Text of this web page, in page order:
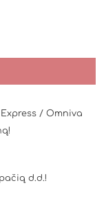
- 440g
Express / Omniva
d.d.!